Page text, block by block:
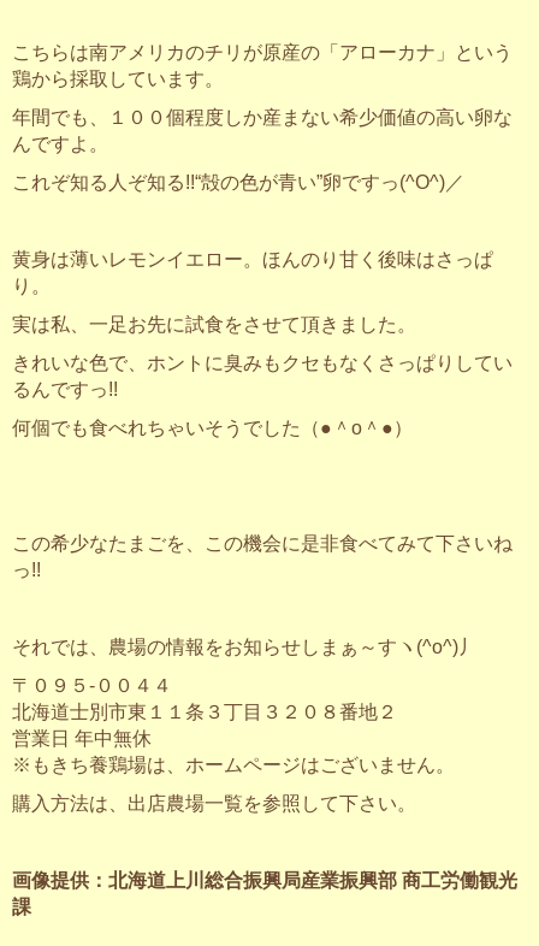
こちらは南アメリカのチリが原産の「アローカナ」という
鶏から採取しています。
年間でも、１００個程度しか産まない希少価値の高い卵な
んですよ。
これぞ知る人ぞ知る!!“殻の色が青い”卵ですっ(^O^)／
黄身は薄いレモンイエロー。ほんのり甘く後味はさっぱ
り。
実は私、一足お先に試食をさせて頂きました。
きれいな色で、ホントに臭みもクセもなくさっぱりしてい
るんですっ!!
何個でも食べれちゃいそうでした（●＾o＾●）
この希少なたまごを、この機会に是非食べてみて下さいね
っ!!
それでは、農場の情報をお知らせしまぁ～すヽ(^o^)丿
〒０９５-００４４
北海道士別市東１１条３丁目３２０８番地２
営業日 年中無休
※もきち養鶏場は、ホームページはございません。
購入方法は、出店農場一覧を参照して下さい。
画像提供：北海道上川総合振興局産業振興部 商工労働観光
課